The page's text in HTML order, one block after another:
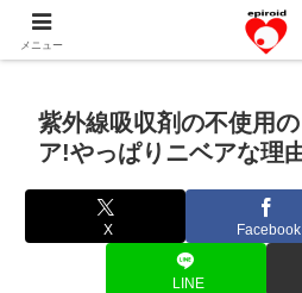
恋愛共感エピソード。あなたのス
紫外線吸収剤の不使用
ア!やっぱりニベアな理
X Facebook
LINE
メニュー